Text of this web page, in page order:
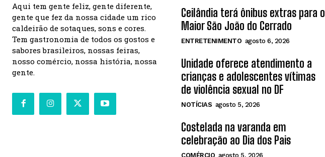
Aqui tem gente feliz, gente diferente,
gente que fez da nossa cidade um rico
caldeirão de sotaques, sons e cores.
Tem gastronomia de todos os gostos e
sabores brasileiros, nossas feiras,
nosso comércio, nossa história, nossa
gente.
Ceilândia terá ônibus extras para o
Maior São João do Cerrado
ENTRETENIMENTO agosto 6, 2026
Unidade oferece atendimento a
crianças e adolescentes vítimas
de violência sexual no DF
NOTÍCIAS agosto 5, 2026
Costelada na varanda em
celebração ao Dia dos Pais
COMÉRCIO agosto 5, 2026